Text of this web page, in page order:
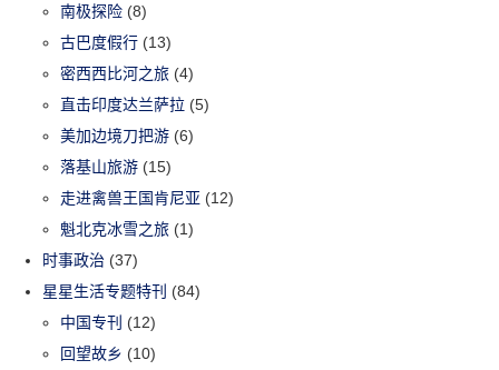
南极探险 (8)
古巴度假行 (13)
密西西比河之旅 (4)
直击印度达兰萨拉 (5)
美加边境刀把游 (6)
落基山旅游 (15)
走进禽兽王国肯尼亚 (12)
魁北克冰雪之旅 (1)
时事政治 (37)
星星生活专题特刊 (84)
中国专刊 (12)
回望故乡 (10)